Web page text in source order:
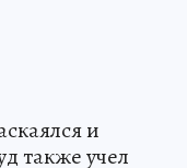
и
также учел